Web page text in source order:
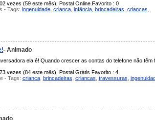
vezes (59 este mês), Postal Online Favorito : 0
- Tags: ingenuidade, crianca, infância, brincadeiras criancas
- Animado
ela é! Quando crescer as contas do telefone não têm
vezes (84 este mês), Postal Grátis Favorito : 4
- Tags: crianca, brincadeiras criancas travessuras